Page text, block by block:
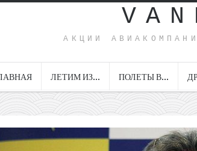
АКЦИИ
ЛЕТИМ ИЗ… ПОЛЕТЫ В…